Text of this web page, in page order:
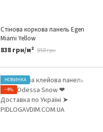
Стінова коркова панель Egen
Miami Yellow
838 грн/м² 858 грн
НОВИНКА
−4%